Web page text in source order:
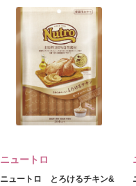
ニュートロ
ニュートロ とろけるチキン&